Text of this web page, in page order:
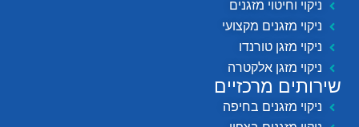
ניקוי וחיטוי מזגנים
ניקוי מזגנים מקצועי
ניקוי מזגן טורנדו
ניקוי מזגן אלקטרה
שירותים מרכזיים
ניקוי מזגנים בחיפה